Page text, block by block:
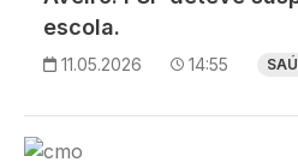
escola.
11.05.2026 14:55
Imagem